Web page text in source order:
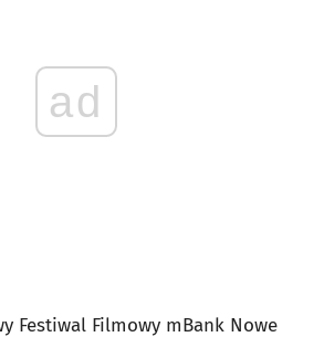
ad
Festiwal Filmowy mBank Nowe